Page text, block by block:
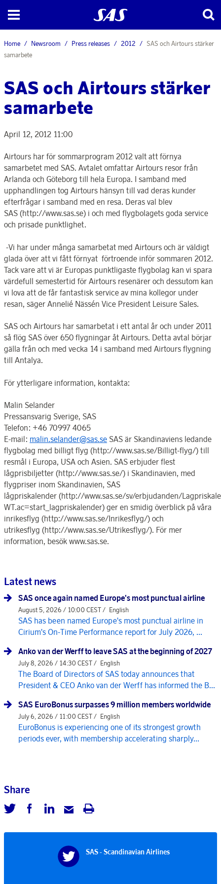
Home Newsroom Press releases 2012
SAS och Airtours stärker
samarbete
SAS och Airtours stärker
samarbete
April 12, 2012 11:00
Airtours har för sommarprogram 2012 valt att förnya
samarbetet med SAS. Avtalet omfattar Airtours resor från
Arlanda och Göteborg till hela Europa. I samband med
upphandlingen tog Airtours hänsyn till vad deras kunder
efterfrågar i samband med en resa. Deras val blev
SAS (http://www.sas.se) i och med flygbolagets goda service
och prisade punktlighet.
-Vi har under många samarbetat med Airtours och är väldigt
glada över att vi fått förnyat förtroende inför sommaren 2012.
Tack vare att vi är Europas punktligaste flygbolag kan vi spara
värdefull semestertid för Airtours resenärer och dessutom kan
vi lova att de får fantastisk service av mina kollegor under
resan, säger Annelié Nässén Vice President Leisure Sales.
SAS och Airtours har samarbetat i ett antal år och under 2011
så flög SAS över 650 flygningar åt Airtours. Detta avtal börjar
gälla från och med vecka 14 i samband med Airtours flygning
till Antalya.
För ytterligare information, kontakta:
Malin Selander
Pressansvarig Sverige, SAS
Telefon: +46 70997 4065
E-mail: malin.selander@sas.se SAS är Skandinaviens ledande
flygbolag med billigt flyg (http://www.sas.se/Billigt-flyg/) till
resmål i Europa, USA och Asien. SAS erbjuder flest
lågprisbiljetter (http://www.sas.se/) i Skandinavien, med
flygpriser inom Skandinavien, SAS
lågpriskalender (http://www.sas.se/sv/erbjudanden/
WT.ac=start_lagpriskalender) ger en smidig överblick på våra
inrikesflyg (http://www.sas.se/Inrikesflyg/) och
utrikesflyg (http://www.sas.se/Utrikesflyg/). För mer
information, besök www.sas.se.
Latest news
SAS once again named Europe's most punctual airline
August 5, 2026 / 10:00 CEST / English
SAS has been named Europe's most punctual airline in
Cirium's On-Time Performance report for July 2026, ...
Anko van der Werff to leave SAS at the beginning of 2027
July 8, 2026 / 14:30 CEST / English
The Board of Directors of SAS today announces that
President & CEO Anko van der Werff has informed the B...
SAS EuroBonus surpasses 9 million members worldwide
July 6, 2026 / 11:00 CEST / English
EuroBonus is experiencing one of its strongest growth
periods ever, with membership accelerating sharply...
Share
SAS - Scandinavian Airlines